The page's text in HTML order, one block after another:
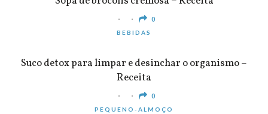
0
BEBIDAS
Suco detox para limpar e desinchar o organismo –
Receita
0
PEQUENO-ALMOÇO